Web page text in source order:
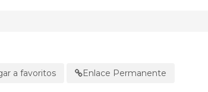
a favoritos Enlace Permanente